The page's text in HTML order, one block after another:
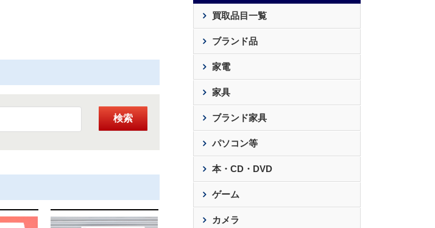
検索
買取品目一覧
ブランド品
家電
家具
ブランド家具
パソコン等
本・CD・DVD
ゲーム
カメラ